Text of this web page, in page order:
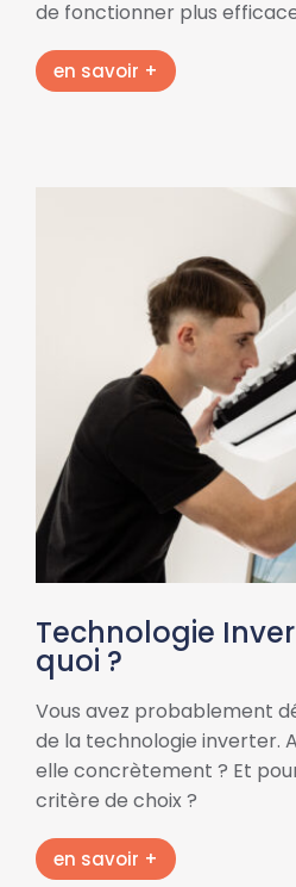
de fonctionner plus
en savoir +
Technologie
quoi ?
Vous avez probablement
de la technologie inverter.
elle concrètement ? Et
critère de choix ?
en savoir +